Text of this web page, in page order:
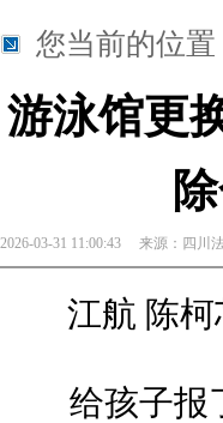
您当前的位置
游泳馆更
2026-03-31 11:00:43 来源： 四川
江航 陈柯
给孩子报了